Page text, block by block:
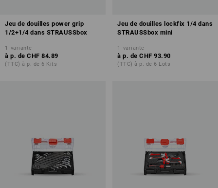
Jeu de douilles power grip
1/2+1/4 dans STRAUSSbox
1 variante
à p. de CHF 84.89
(TTC) à p. de 6 Kits
Jeu de douilles lockfix 1/4 dans
STRAUSSbox mini
1 variante
à p. de CHF 93.90
(TTC) à p. de 6 Lots